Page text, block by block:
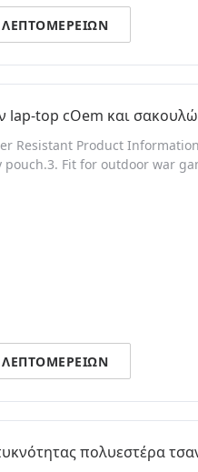
top cOem και
Resistant Product
Fit for outdoor war
πολυεστέρα